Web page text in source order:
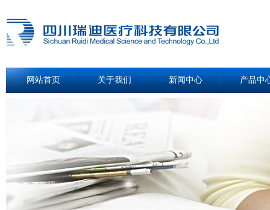
网站首页 关于我们 新闻中心 产品中